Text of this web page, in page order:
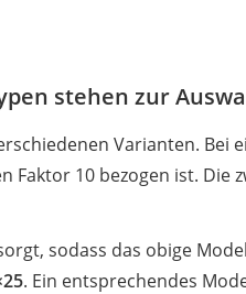
stehen zur
Varianten. Bei
Faktor 10 bezogen ist. Die
sodass das obige
. Ein entsprechendes